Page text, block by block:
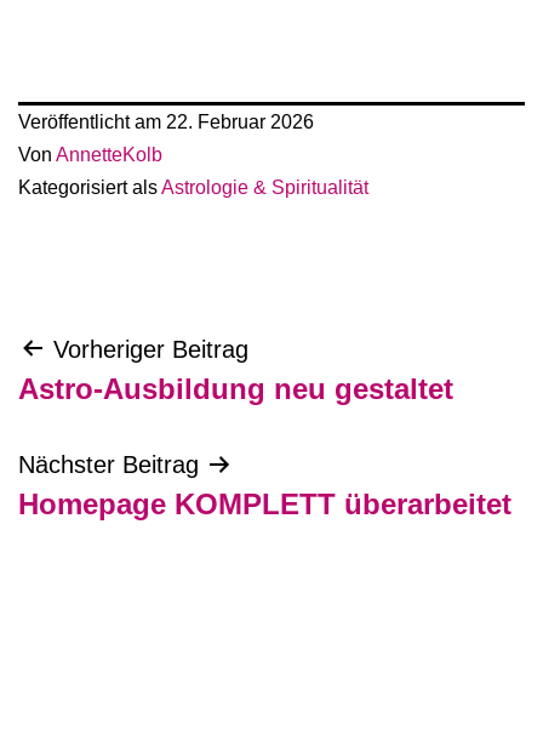
Veröffentlicht am 22. Februar 2026
Von AnnetteKolb
Kategorisiert alsAstrologie & Spiritualität
Beitragsnavigation
Vorheriger Beitrag
Astro-Ausbildung neu gestaltet
Nächster Beitrag
Homepage KOMPLETT überarbeitet